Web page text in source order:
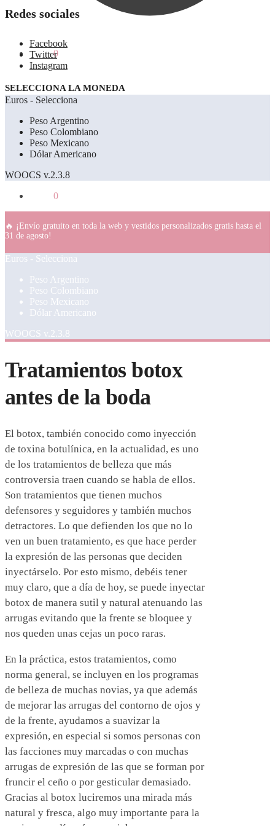
0.00€ 0
Redes sociales
Facebook
Twitter
Instagram
SELECCIONA LA MONEDA
Euros - Selecciona
Peso Argentino
Peso Colombiano
Peso Mexicano
Dólar Americano
WOOCS v.2.3.8
0
🔥 ¡Envío gratuito en toda la web y vestidos personalizados gratis hasta el
31 de agosto!
Euros - Selecciona
Peso Argentino
Peso Colombiano
Peso Mexicano
Dólar Americano
WOOCS v.2.3.8
Tratamientos botox
antes de la boda
El botox, también conocido como inyección
de toxina botulínica, en la actualidad, es uno
de los tratamientos de belleza que más
controversia traen cuando se habla de ellos.
Son tratamientos que tienen muchos
defensores y seguidores y también muchos
detractores. Lo que defienden los que no lo
ven un buen tratamiento, es que hace perder
la expresión de las personas que deciden
inyectárselo. Por esto mismo, debéis tener
muy claro, que a día de hoy, se puede inyectar
botox de manera sutil y natural atenuando las
arrugas evitando que la frente se bloquee y
nos queden unas cejas un poco raras.
En la práctica, estos tratamientos, como
norma general, se incluyen en los programas
de belleza de muchas novias, ya que además
de mejorar las arrugas del contorno de ojos y
de la frente, ayudamos a suavizar la
expresión, en especial si somos personas con
las facciones muy marcadas o con muchas
arrugas de expresión de las que se forman por
fruncir el ceño o por gesticular demasiado.
Gracias al botox luciremos una mirada más
natural y fresca, algo muy importante para la